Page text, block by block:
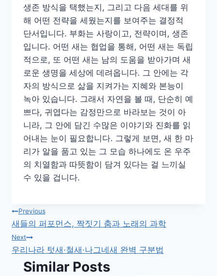
생존 방식을 택했는지, 그리고 다음 세대를 위
해 어떤 전략을 세웠는지를 보여주는 결정적
단서입니다. 부화는 사랑이고, 전략이며, 생존
입니다. 어떤 새는 협업을 통해, 어떤 새는 독립
적으로, 또 어떤 새는 남의 도움을 받아가며 새
로운 생명을 세상에 데려옵니다. 그 안에는 각
자의 방식으로 삶을 지켜가는 지혜와 본능이
녹아 있습니다. 그래서 자연을 볼 때, 단순히 예
쁘다, 귀엽다는 감정만으로 바라보는 것이 아
니라, 그 안에 담긴 수많은 이야기와 진화를 읽
어내는 눈이 필요합니다. 그렇게 보면, 새 한 마
리가 알을 품고 있는 그 모습 하나에도 온 우주
의 치열함과 따뜻함이 담겨 있다는 걸 느끼실
수 있을 겁니다.
글
탐
색
Previous
새들의 퍼포먼스, 짝짓기 춤과 노래의 과학
Next
우리나라 텃새·철새·나그네새 완벽 구분법
Similar Posts